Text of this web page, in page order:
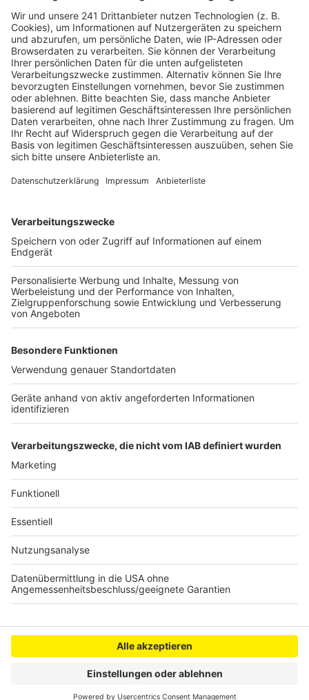
Geschichte des Gymnicher Ritts
Anzeige
Die Tradition des Gymnicher Ritts stammt aus dem 13.
Jahrhundert. Beim fünften Kreuzzug war der Ritter
Arnold von Gymnich mit seinem Pferd in einen Sumpf
geraten und stecken geblieben. In seiner Not flehte er
Gott um Hilfe an. Nachdem sich sein Pferd dann doch
Jahr rund um seinen Heimatort Gymnich einen Ritt zu
veranstalten.
Anzeige
Weitere Themen von Rhein und Erft
Anzeige
Kaum Bewegung auf Arbeitsmarkt im Mai
Polizei ermittelt nach Waldbränden in Hürth
Lange Staus: A4-Baustelle wird umgebaut
Anzeige
Anzeige